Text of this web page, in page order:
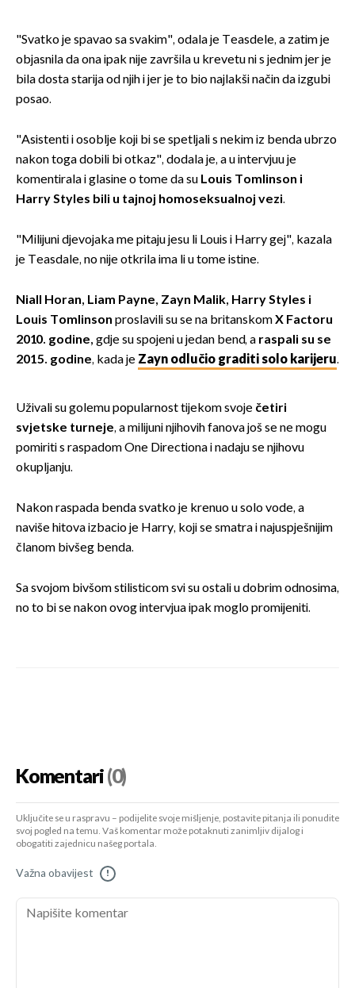
"Svatko je spavao sa svakim", odala je Teasdele, a zatim je
objasnila da ona ipak nije završila u krevetu ni s jednim jer je
bila dosta starija od njih i jer je to bio najlakši način da izgubi
posao.
"Asistenti i osoblje koji bi se spetljali s nekim iz benda ubrzo
nakon toga dobili bi otkaz", dodala je, a u intervjuu je
komentirala i glasine o tome da su Louis Tomlinson i
Harry Styles bili u tajnoj homoseksualnoj vezi.
"Milijuni djevojaka me pitaju jesu li Louis i Harry gej", kazala
je Teasdale, no nije otkrila ima li u tome istine.
Niall Horan, Liam Payne, Zayn Malik, Harry Styles i
Louis Tomlinson proslavili su se na britanskomX Factoru
2010. godine, gdje su spojeni u jedan bend, a raspali su se
2015. godine, kada je Zayn odlučio graditi solo karijeru.
Uživali su golemu popularnost tijekom svoje četiri
svjetske turneje, a milijuni njihovih fanova još se ne mogu
pomiriti s raspadom One Directiona i nadaju se njihovu
okupljanju.
Nakon raspada benda svatko je krenuo u solo vode, a
naviše hitova izbacio je Harry, koji se smatra i najuspješnijim
članom bivšeg benda.
Sa svojom bivšom stilisticom svi su ostali u dobrim odnosima,
no to bi se nakon ovog intervjua ipak moglo promijeniti.
Komentari(0)
Uključite se u raspravu – podijelite svoje mišljenje, postavite pitanja ili ponudite
svoj pogled na temu. Vaš komentar može potaknuti zanimljiv dijalog i
obogatiti zajednicu našeg portala.
Važna obavijest !